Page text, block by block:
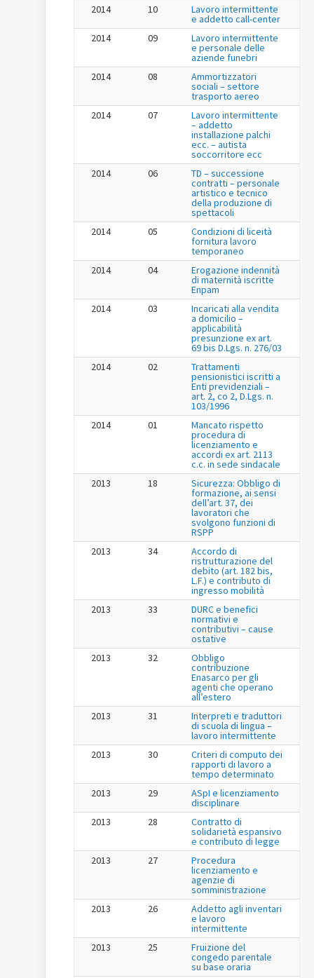
2014
10 Lavoro intermittente
e addetto call-center
2014
09 Lavoro intermittente
e personale delle
aziende funebri
2014
08 Ammortizzatori
sociali – settore
trasporto aereo
2014
07 Lavoro intermittente
– addetto
installazione palchi
ecc. – autista
soccorritore ecc
2014
06 TD – successione
contratti – personale
artistico e tecnico
della produzione di
spettacoli
2014
05 Condizioni di liceità
fornitura lavoro
temporaneo
2014
04 Erogazione indennità
di maternità iscritte
Enpam
2014
03 Incaricati alla vendita
a domicilio –
applicabilità
presunzione ex art.
69 bis D.Lgs. n. 276/03
2014
02 Trattamenti
pensionistici iscritti a
Enti previdenziali –
art. 2, co 2, D.Lgs. n.
103/1996
2014
01 Mancato rispetto
procedura di
licenziamento e
accordi ex art. 2113
c.c. in sede sindacale
2013
18 Sicurezza: Obbligo di
formazione, ai sensi
dell’art. 37, dei
lavoratori che
svolgono funzioni di
RSPP
2013
34 Accordo di
ristrutturazione del
debito (art. 182 bis,
L.F.) e contributo di
ingresso mobilità
2013
33 DURC e benefici
normativi e
contributivi – cause
ostative
2013
32 Obbligo
contribuzione
Enasarco per gli
agenti che operano
all’estero
2013
31 Interpreti e traduttori
di scuola di lingua –
lavoro intermittente
2013
30 Criteri di computo dei
rapporti di lavoro a
tempo determinato
2013
29 ASpI e licenziamento
disciplinare
2013
28 Contratto di
solidarietà espansivo
e contributo di legge
2013
27 Procedura
licenziamento e
agenzie di
somministrazione
2013
26 Addetto agli inventari
e lavoro
intermittente
2013
25 Fruizione del
congedo parentale
su base oraria